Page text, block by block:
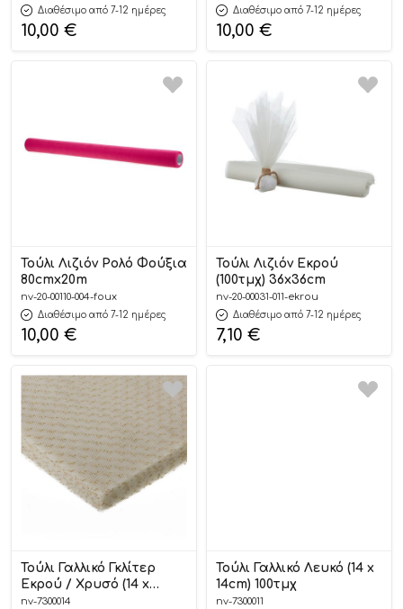
Διαθέσιμο από 7-12 ημέρες
10,00 €
Διαθέσιμο από 7-12 ημέρες
10,00 €
Τούλι Λιζιόν Ρολό Φούξια
80cmx20m
nv-20-00110-004-foux
Διαθέσιμο από 7-12 ημέρες
10,00 €
Τούλι Λιζιόν Εκρού
(100τμχ) 36x36cm
nv-20-00031-011-ekrou
Διαθέσιμο από 7-12 ημέρες
7,10 €
Τούλι Γαλλικό Γκλίτερ
Εκρού / Χρυσό (14 x
14cm) 100τμχ
nv-7300014
Τούλι Γαλλικό Λευκό (14 x
14cm) 100τμχ
nv-7300011